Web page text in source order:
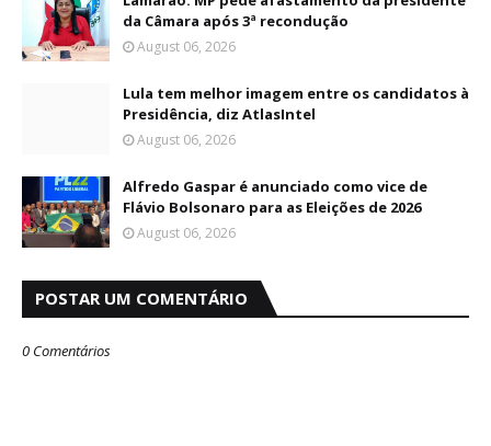
da Câmara após 3ª recondução
August 06, 2026
Lula tem melhor imagem entre os candidatos à
Presidência, diz AtlasIntel
August 06, 2026
Alfredo Gaspar é anunciado como vice de
Flávio Bolsonaro para as Eleições de 2026
August 06, 2026
POSTAR UM COMENTÁRIO
0 Comentários